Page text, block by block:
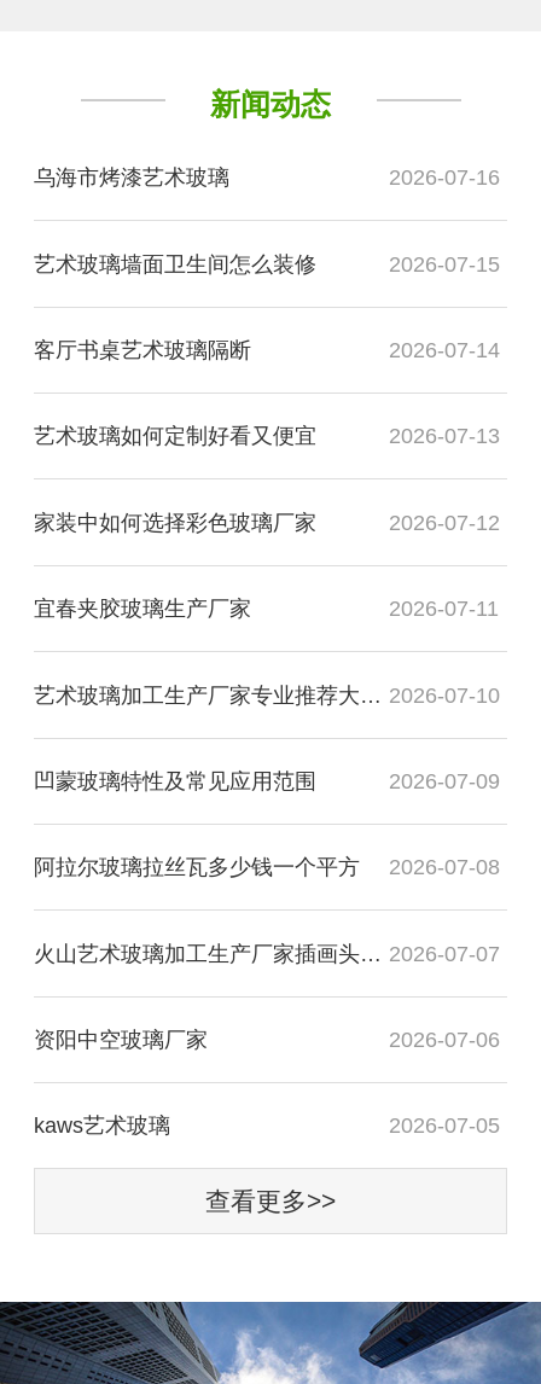
新闻动态
乌海市烤漆艺术玻璃 2026-07-16
艺术玻璃墙面卫生间怎么装修 2026-07-15
客厅书桌艺术玻璃隔断 2026-07-14
艺术玻璃如何定制好看又便宜 2026-07-13
家装中如何选择彩色玻璃厂家 2026-07-12
宜春夹胶玻璃生产厂家 2026-07-11
艺术玻璃加工生产厂家专业推荐大专毕业 2026-07-10
凹蒙玻璃特性及常见应用范围 2026-07-09
阿拉尔玻璃拉丝瓦多少钱一个平方 2026-07-08
火山艺术玻璃加工生产厂家插画头像图 2026-07-07
资阳中空玻璃厂家 2026-07-06
kaws艺术玻璃 2026-07-05
查看更多>>